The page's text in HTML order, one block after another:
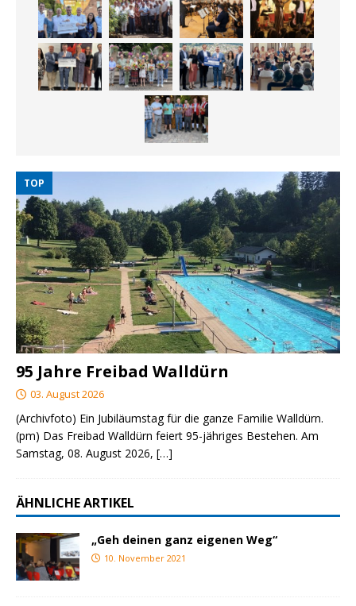
TOP
95 Jahre Freibad Walldürn
03. August 2026
(Archivfoto) Ein Jubiläumstag für die ganze Familie Walldürn.
(pm) Das Freibad Walldürn feiert 95-jähriges Bestehen. Am
Samstag, 08. August 2026, […]
ÄHNLICHE ARTIKEL
„Geh deinen ganz eigenen Weg“
10. November 2021